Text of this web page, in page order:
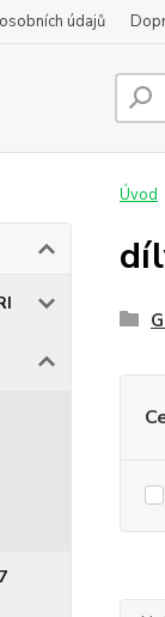
údajů
Úvod